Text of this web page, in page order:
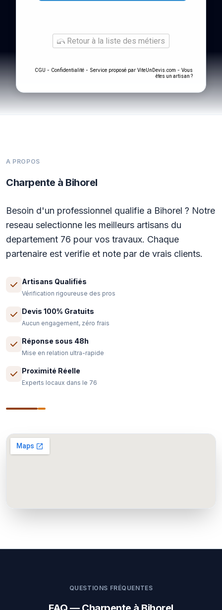
Retour à la liste des métiers
CGU - Confidentialité - Service proposé par ViteUnDevis.com - Vous
êtes un artisan ?
A PROPOS
Charpente à Bihorel
Besoin d'un professionnel qualifie a Bihorel ? Notre
reseau selectionne les meilleurs artisans du
departement 76 pour vos travaux. Chaque
partenaire est verifie et note par de vrais clients.
Artisans Qualifiés
Vérification rigoureuse des pros
Devis 100% Gratuits
Aucun engagement, zéro frais
Réponse sous 48h
Mise en relation ultra-rapide
Proximité Réelle
Experts locaux dans le 76
QUESTIONS FRÉQUENTES